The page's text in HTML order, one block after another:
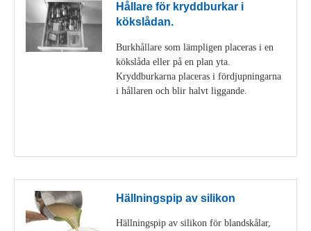
Hållare för kryddburkar i
kökslådan.
Burkhållare som lämpligen placeras i en
kökslåda eller på en plan yta.
Kryddburkarna placeras i fördjupningarna
i hållaren och blir halvt liggande.
Hällningspip av silikon
Hällningspip av silikon för blandskålar,